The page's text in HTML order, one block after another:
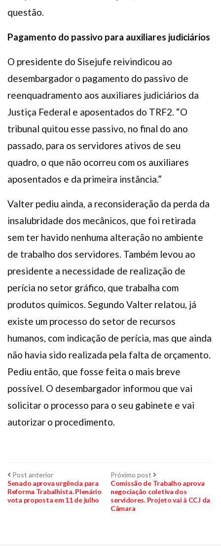
questão.
Pagamento do passivo para auxiliares judiciários
O presidente do Sisejufe reivindicou ao
desembargador o pagamento do passivo de
reenquadramento aos auxiliares judiciários da
Justiça Federal e aposentados do TRF2. “O
tribunal quitou esse passivo, no final do ano
passado, para os servidores ativos de seu
quadro, o que não ocorreu com os auxiliares
aposentados e da primeira instância.”
Valter pediu ainda, a reconsideração da perda da
insalubridade dos mecânicos, que foi retirada
sem ter havido nenhuma alteração no ambiente
de trabalho dos servidores. Também levou ao
presidente a necessidade de realização de
perícia no setor gráfico, que trabalha com
produtos químicos. Segundo Valter relatou, já
existe um processo do setor de recursos
humanos, com indicação de perícia, mas que ainda
não havia sido realizada pela falta de orçamento.
Pediu então, que fosse feita o mais breve
possível. O desembargador informou que vai
solicitar o processo para o seu gabinete e vai
autorizar o procedimento.
Navegação
de
Post anteriorPost
anterior:
Senado aprova urgência para
Reforma Trabalhista. Plenário
vota proposta em 11 de julho
Próximo post Próximo
post:
Comissão de Trabalho aprova
negociação coletiva dos
servidores. Projeto vai à CCJ da
Câmara